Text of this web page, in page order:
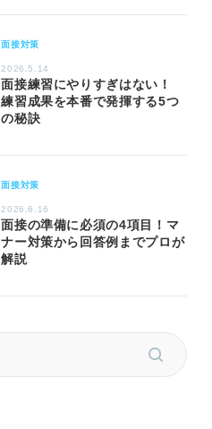
面接対策
2026.5.14
面接練習にやりすぎはない！
練習成果を本番で発揮する5つ
の秘訣
面接対策
2026.6.16
面接の準備に必須の4項目！マ
ナー対策から回答例までプロが
解説